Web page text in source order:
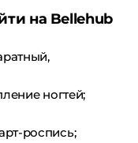
на Bellehub
ногтей;
роспись;